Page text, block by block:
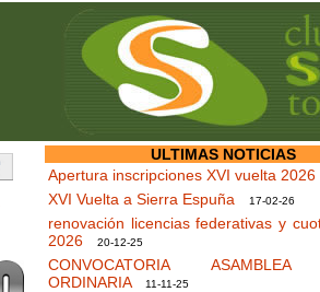
ULTIMAS NOTICIAS
Apertura inscripciones XVI vuelta 2026
XVI Vuelta a Sierra Espuña
17-02-26
renovación licencias federativas y
2026
20-12-25
CONVOCATORIA ASAMBLEA
ORDINARIA
11-11-25